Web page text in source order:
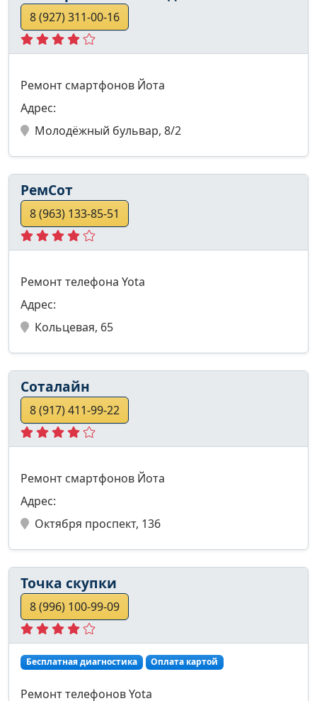
8 (927) 311-00-16
Ремонт смартфонов Йота
Адрес:
Молодёжный бульвар, 8/2
РемСот
8 (963) 133-85-51
Ремонт телефона Yota
Адрес:
Кольцевая, 65
Соталайн
8 (917) 411-99-22
Ремонт смартфонов Йота
Адрес:
Октября проспект, 136
Точка скупки
8 (996) 100-99-09
Бесплатная диагностика Оплата картой
Ремонт телефонов Yota